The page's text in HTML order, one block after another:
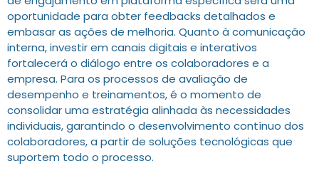
oportunidade para obter feedbacks detalhados e
embasar as ações de melhoria. Quanto à comunicação
interna, investir em canais digitais e interativos
fortalecerá o diálogo entre os colaboradores e a
empresa. Para os processos de avaliação de
desempenho e treinamentos, é o momento de
consolidar uma estratégia alinhada às necessidades
individuais, garantindo o desenvolvimento contínuo dos
colaboradores, a partir de soluções tecnológicas que
suportem todo o processo.